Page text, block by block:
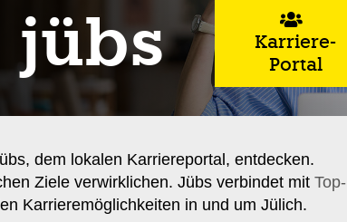
jübs
Karriere-
Portal
dem lokalen Karriereportal, entdecken.
Ziele verwirklichen. Jübs verbindet mitTop-
Karrieremöglichkeiten in und um Jülich.